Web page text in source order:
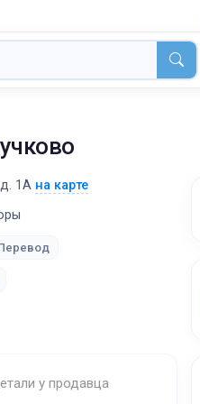
1А на карте
у продавца